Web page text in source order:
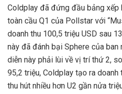
Coldplay đã đứng đầu bảng xếp
toàn cầu Q1 của Pollstar với
doanh thu 100,5 triệu USD sau
này đã đánh bại Sphere của ban
diễn này phải lùi về vị trí thứ 2,
95,2 triệu, Coldplay tạo ra doanh
thu hút nhiều hơn U2 gần nửa